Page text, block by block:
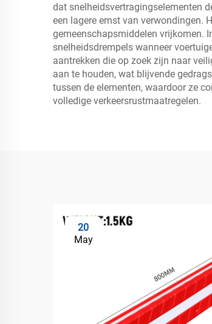
dat snelheidsvertragingselementen
een lagere ernst van verwondingen.
gemeenschapsmiddelen vrijkomen.
snelheidsdrempels wanneer
aantrekken die op zoek zijn naar
aan te houden, wat blijvende
tussen de elementen, waardoor ze
volledige verkeersrustmaatregelen.
20
May